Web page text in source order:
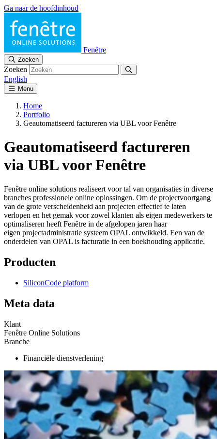
Ga naar de hoofdinhoud
Fenêtre
Zoeken
Zoeken
English
Menu
Home
Portfolio
Geautomatiseerd factureren via UBL voor Fenêtre
Geautomatiseerd factureren
via UBL voor Fenêtre
Fenêtre online solutions realiseert voor tal van organisaties in diverse
branches professionele online oplossingen. Om de projectvoortgang
van de grote verscheidenheid aan projecten effectief te laten
verlopen en het gemak voor zowel klanten als eigen medewerkers te
optimaliseren heeft Fenêtre in de afgelopen jaren haar
eigen projectadministratie systeem OPAL ontwikkeld. Een van de
onderdelen van OPAL is facturatie in een boekhouding applicatie.
Producten
SiliconCode platform
Meta data
Klant
Fenêtre Online Solutions
Branche
Financiële dienstverlening